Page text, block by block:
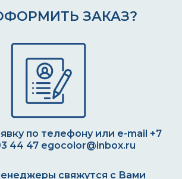
ЗАКАЗ?
по телефону или e-mail +7
44 47 egocolor@inbox.ru